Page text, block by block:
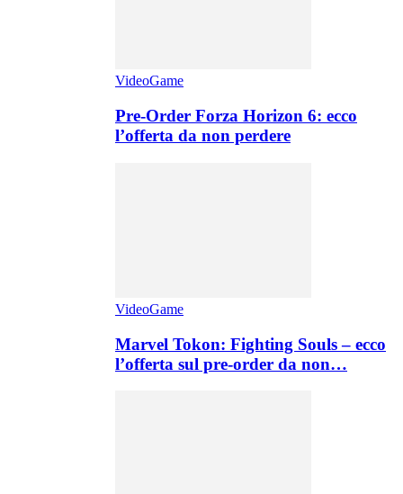
VideoGame
Pre-Order Forza Horizon 6: ecco
l’offerta da non perdere
VideoGame
Marvel Tokon: Fighting Souls – ecco
l’offerta sul pre-order da non…